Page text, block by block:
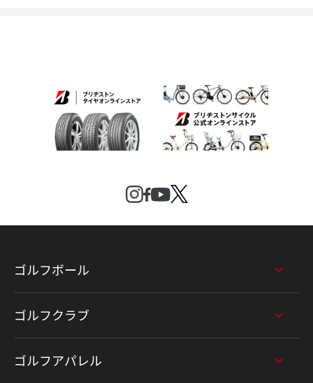
ゴルフボール
ゴルフクラブ
ゴルフアパレル